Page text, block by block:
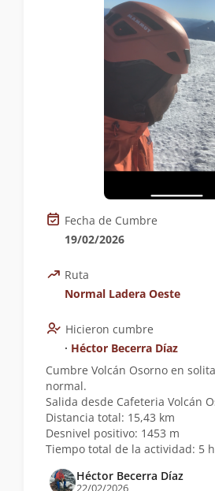
Fecha de Cumbre
19/02/2026
Ruta
Normal Ladera Oeste
Hicieron cumbre
∙ Héctor Becerra Díaz
Cumbre Volcán Osorno en
normal.
Salida desde Cafeteria Volcán
Distancia total: 15,43 km
Desnivel positivo: 1453 m
Tiempo total de la actividad: 5
Héctor Becerra Díaz
22/02/2026